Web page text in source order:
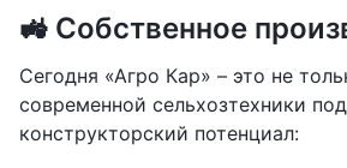
🚜 Собственное
Сегодня «Агро Кар» – это не
современной сельхозтехники
конструкторский потенциал: